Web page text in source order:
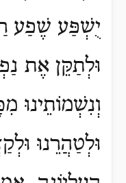
יֻשְׁפַּע שֶׁפַע
וּלְתַקֵּן אֶת
וְנִשְׁמוֹתֵינוּ
וּלְטַהֲרֵנוּ